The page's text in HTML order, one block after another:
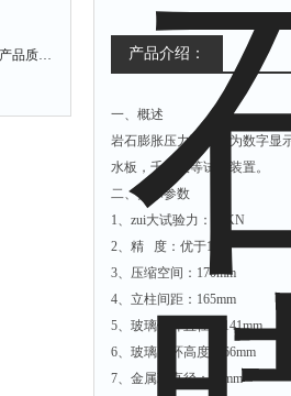
环形混凝土电杆国家监督抽查产品质量状况分析 产品介绍：
一、概述
岩石膨胀压力试验仪为数字显
水板，千分表等试验装置。
二、技术参数
1、zui大试验力：50KN
2、精 度：优于1级
3、压缩空间：170mm
4、立柱间距：165mm
5、玻璃钢环直径：141mm
6、玻璃刚环高度：66mm
7、金属环直径：50mm